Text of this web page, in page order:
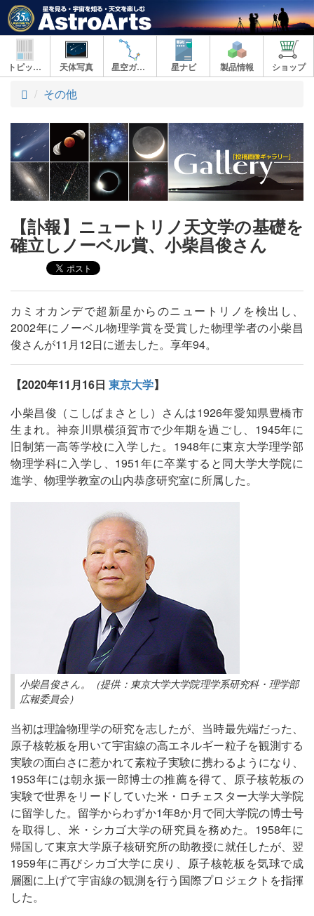
トピックス 天体写真 星空ガイド 星ナビ 製品情報 ショップ
ト
プ
その他
【訃報】ニュートリノ天文学の基礎を
確立しノーベル賞、小柴昌俊さん
カミオカンデで超新星からのニュートリノを検出し、
2002年にノーベル物理学賞を受賞した物理学者の小柴昌
俊さんが11月12日に逝去した。享年94。
【2020年11月16日 東京大学】
小柴昌俊（こしばまさとし）さんは1926年愛知県豊橋市
生まれ。神奈川県横須賀市で少年期を過ごし、1945年に
旧制第一高等学校に入学した。1948年に東京大学理学部
物理学科に入学し、1951年に卒業すると同大学大学院に
進学、物理学教室の山内恭彦研究室に所属した。
小柴昌俊さん。（提供：東京大学大学院理学系研究科・理学部
広報委員会）
当初は理論物理学の研究を志したが、当時最先端だった、
原子核乾板を用いて宇宙線の高エネルギー粒子を観測する
実験の面白さに惹かれて素粒子実験に携わるようになり、
1953年には朝永振一郎博士の推薦を得て、原子核乾板の
実験で世界をリードしていた米・ロチェスター大学大学院
に留学した。留学からわずか1年8か月で同大学院の博士号
を取得し、米・シカゴ大学の研究員を務めた。1958年に
帰国して東京大学原子核研究所の助教授に就任したが、翌
1959年に再びシカゴ大学に戻り、原子核乾板を気球で成
層圏に上げて宇宙線の観測を行う国際プロジェクトを指揮
した。